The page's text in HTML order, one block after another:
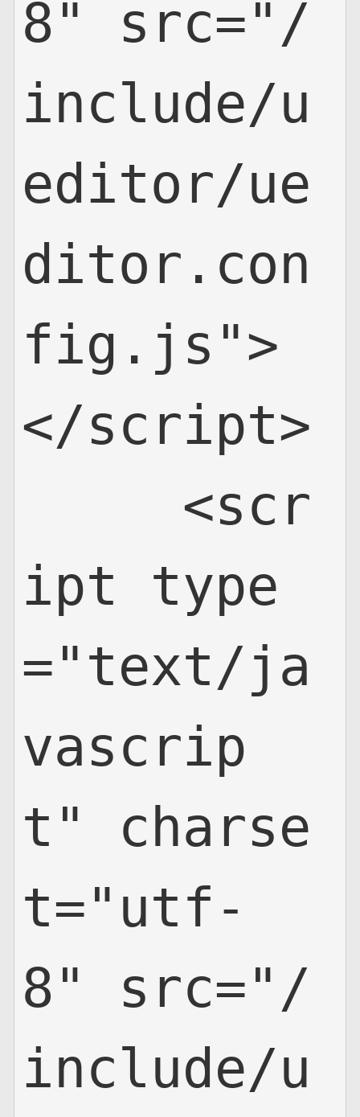
8" src="/
include/u
editor/ue
ditor.con
fig.js">
</script>
<scr
ipt type
="text/ja
vascrip
t" charse
t="utf-
8" src="/
include/u